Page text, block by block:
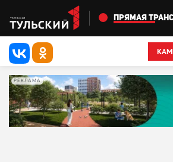
Перейти к основному содержанию
ПРЯМАЯ
РЕКЛАМА